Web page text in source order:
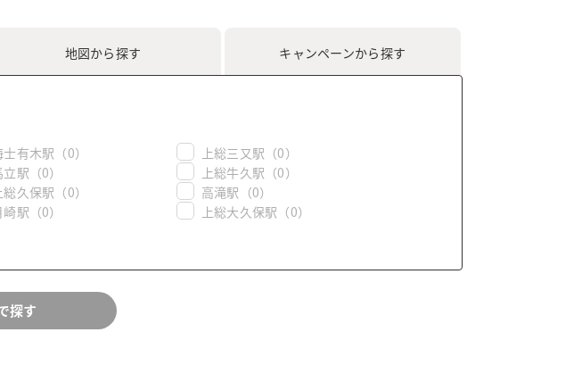
地図から探す キャンペーンから探す
士有木駅 （0） 上総三又駅 （0）
立駅 （0） 上総牛久駅 （0）
総久保駅 （0） 高滝駅 （0）
崎駅 （0） 上総大久保駅 （0）